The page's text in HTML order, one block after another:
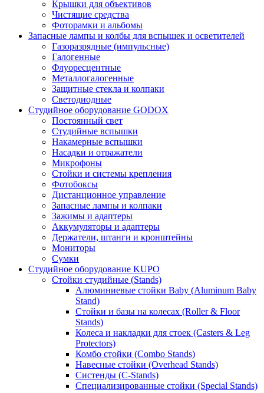
Крышки для объективов
Чистящие средства
Фоторамки и альбомы
Запасные лампы и колбы для вспышек и осветителей
Газоразрядные (импульсные)
Галогенные
Флуоресцентные
Металлогалогенные
Защитные стекла и колпаки
Светодиодные
Студийное оборудование GODOX
Постоянный свет
Студийные вспышки
Накамерные вспышки
Насадки и отражатели
Микрофоны
Стойки и системы крепления
Фотобоксы
Дистанционное управление
Запасные лампы и колпаки
Зажимы и адаптеры
Аккумуляторы и адаптеры
Держатели, штанги и кронштейны
Мониторы
Сумки
Студийное оборудование KUPO
Стойки студийные (Stands)
Алюминиевые стойки Baby (Aluminum Baby
Stand)
Стойки и базы на колесах (Roller & Floor
Stands)
Колеса и накладки для стоек (Casters & Leg
Protectors)
Комбо стойки (Combo Stands)
Навесные стойки (Overhead Stands)
Систенды (C-Stands)
Специализированные стойки (Special Stands)